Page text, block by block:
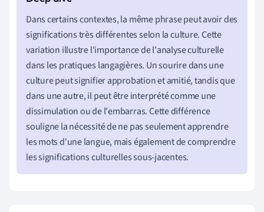
Dans certains contextes, la même phrase peut avoir des
significations très différentes selon la culture. Cette
variation illustre l'importance de l'analyse culturelle
dans les pratiques langagières. Un sourire dans une
culture peut signifier approbation et amitié, tandis que
dans une autre, il peut être interprété comme une
dissimulation ou de l'embarras. Cette différence
souligne la nécessité de ne pas seulement apprendre
les mots d'une langue, mais également de comprendre
les significations culturelles sous-jacentes.